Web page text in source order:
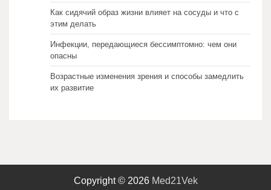
Как сидячий образ жизни влияет на сосуды и что с
этим делать
Инфекции, передающиеся бессимптомно: чем они
опасны
Возрастные изменения зрения и способы замедлить
их развитие
Copyright © 2026 Med21Vek